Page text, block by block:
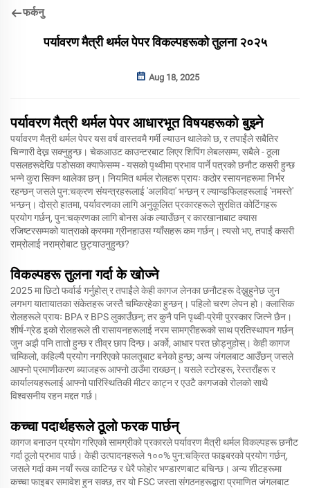
फर्कनु
पर्यावरण मैत्री थर्मल पेपर विकल्पहरूको तुलना २०२५
Aug 18, 2025
पर्यावरण मैत्री थर्मल पेपर आधारभूत विषयहरूको बुझ्ने
पर्यावरण मैत्री थर्मल पेपर यस वर्ष वास्तवमै गर्मी ल्याउन थालेको छ, र तपाईंले सबैतिर
चिन्गारी देख्न सक्नुहुन्छ। चेकआउट काउन्टरबाट लिएर शिपिंग लेबलसम्म, सबैले - ठूला
पसलहरूदेखि पडोसका क्याफेसम्म - यसको पृथ्वीमा प्रभाव पार्ने पत्रको छनौट कसरी हुन्छ
भन्ने कुरा सिक्न थालेका छन्। नियमित थर्मल रोलहरू प्रायः कठोर रसायनहरूमा निर्भर
रहन्छन् जसले पुन:चक्रण संयन्त्रहरूलाई 'अलविदा' भन्छन् र ल्यान्डफिलहरूलाई 'नमस्ते'
भन्छन्। दोस्रो हातमा, पर्यावरणका लागि अनुकूलित प्रकारहरूले सुरक्षित कोटिंगहरू
प्रयोग गर्छन्, पुन:चक्रणका लागि बोनस अंक ल्याउँछन् र कारखानाबाट क्यास
रजिष्टरसम्मको यात्राको क्रममा ग्रीनहाउस ग्याँसहरू कम गर्छन्। त्यसो भए, तपाईं कसरी
राम्रोलाई नराम्रोबाट छुट्याउनुहुन्छ?
विकल्पहरू तुलना गर्दा के खोज्ने
2025 मा छिटो फर्वार्ड गर्नुहोस् र तपाईंले केही कागज लेनका छनौटहरू देख्नुहुनेछ जुन
लगभग यातायातका संकेतहरू जस्तै चम्किरहेका हुन्छन्। पहिलो चरण लेपन हो। क्लासिक
रोलहरूले प्रायः BPA र BPS लुकाउँछन्; तर कुनै पनि पृथ्वी-प्रेमी पुरस्कार जित्ने छैन।
शीर्ष-ग्रेड इको रोलहरूले ती रासायनहरूलाई नरम सामग्रीहरूको साथ प्रतिस्थापन गर्छन्
जुन अझै पनि तातो हुन्छ र तीव्र छाप दिन्छ। अर्को, आधार परत छोड्नुहोस्। केही कागज
चम्किलो, कहिल्यै प्रयोग नगरिएको फालतूबाट बनेको हुन्छ; अन्य जंगलबाट आउँछन् जसले
आफ्नो प्रमाणीकरण ब्याजहरू आफ्नो ठाउँमा राख्छन्। यसले स्टोरहरू, रेस्तराँहरू र
कार्यालयहरूलाई आफ्नो पारिस्थितिकी मीटर काट्न र एउटै कागजको रोलको साथै
विश्वसनीय रहन मद्दत गर्छ।
कच्चा पदार्थहरूले ठूलो फरक पार्छन्
कागज बनाउन प्रयोग गरिएको सामग्रीको प्रकारले पर्यावरण मैत्री थर्मल विकल्पहरू छनौट
गर्दा ठूलो प्रभाव पार्छ। केही उत्पादनहरूले १००% पुन:चक्रित फाइबरको प्रयोग गर्छन्,
जसले गर्दा कम नयाँ रूख काटिन्छ र धेरै फोहोर भण्डारणबाट बचिन्छ। अन्य शीटहरूमा
कच्चा फाइबर समावेश हुन सक्छ, तर यो FSC जस्ता संगठनहरूद्वारा प्रमाणित जंगलबाट